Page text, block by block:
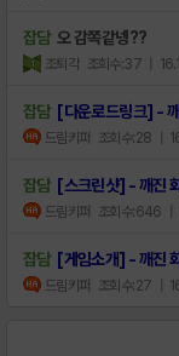
잡담 오 감쪽같넹??
조퇴각 조회수:37 |
잡담 [다운로드링크] -
드림키퍼 조회수:28 |
잡담 [스크린샷] - 깨진
드림키퍼 조회수:646
잡담 [게임소개] - 깨진
드림키퍼 조회수:27 |